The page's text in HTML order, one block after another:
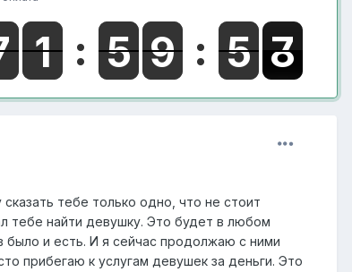
тебе только одно, что не стоит
тебе найти девушку. Это будет в любом
было и есть. И я сейчас продолжаю с ними
прибегаю к услугам девушек за деньги. Это